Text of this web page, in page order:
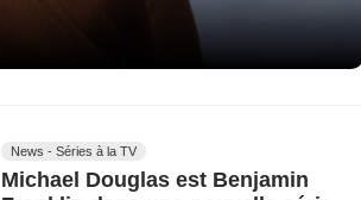
News - Séries à la TV
Michael Douglas est Benjamin